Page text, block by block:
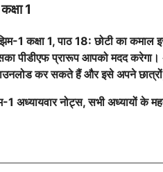
1
1 कक्षा 1, पाठ 18: छोटी का
पीडीएफ प्रारूप आपको मदद
कर सकते हैं और इसे अपने
1 अध्यायवार नोट्स, सभी अध्यायों के